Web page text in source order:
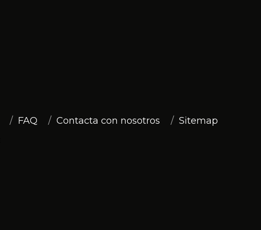
FAQ Contacta con nosotros Sitemap